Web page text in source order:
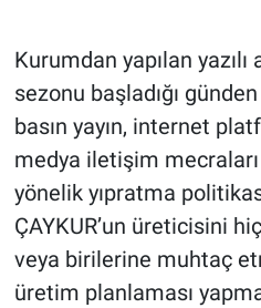
Kurumdan yapılan
sezonu başladığı
basın yayın, internet
medya iletişim mecraları
yönelik yıpratma
ÇAYKUR’un üreticisini
veya birilerine muhtaç
üretim planlaması